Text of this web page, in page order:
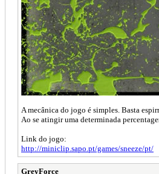
A mecânica do jogo é simples. Basta
Ao se atingir uma determinada
Link do jogo:
http://miniclip.sapo.pt/games/sneeze/pt/
GreyForce